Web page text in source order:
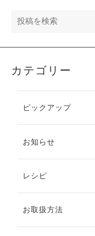
カテゴリー
ピックアップ
お知らせ
レシピ
お取扱方法